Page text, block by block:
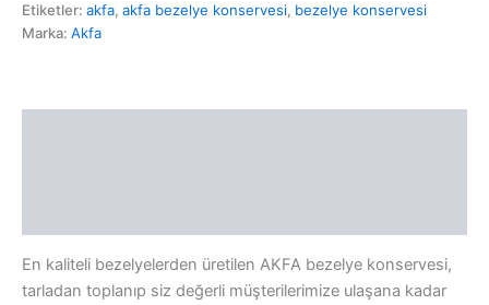
Etiketler: akfa, akfa bezelye konservesi, bezelye konservesi
Marka: Akfa
En kaliteli bezelyelerden üretilen AKFA bezelye konservesi,
tarladan toplanıp siz değerli müşterilerimize ulaşana kadar